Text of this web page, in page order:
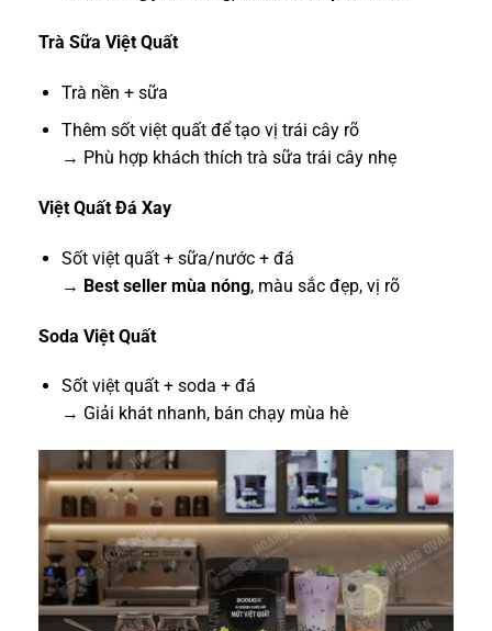
Trà Sữa Việt Quất
Trà nền + sữa
Thêm sốt việt quất để tạo vị trái cây rõ
→ Phù hợp khách thích trà sữa trái cây nhẹ
Việt Quất Đá Xay
Sốt việt quất + sữa/nước + đá
→ Best seller mùa nóng, màu sắc đẹp, vị rõ
Soda Việt Quất
Sốt việt quất + soda + đá
→ Giải khát nhanh, bán chạy mùa hè